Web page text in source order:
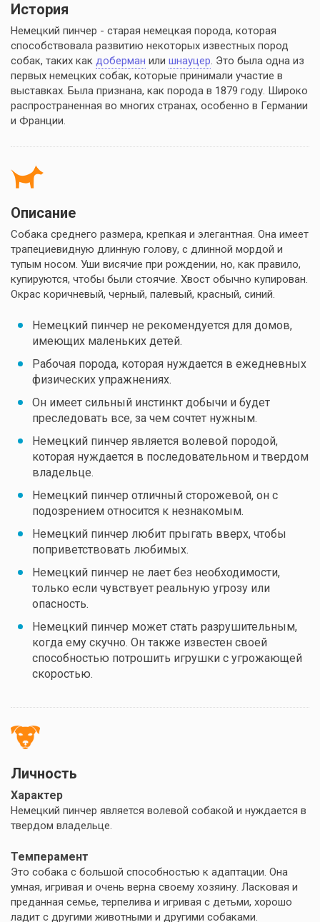
История
Немецкий пинчер - старая немецкая порода, которая
способствовала развитию некоторых известных пород
собак, таких как доберман или шнауцер. Это была одна из
первых немецких собак, которые принимали участие в
выставках. Была признана, как порода в 1879 году. Широко
распространенная во многих странах, особенно в Германии
и Франции.
Описание
Cобака среднего размера, крепкая и элегантная. Она имеет
трапециевидную длинную голову, с длинной мордой и
тупым носом. Уши висячие при рождении, но, как правило,
купируются, чтобы были стоячие. Хвост обычно купирован.
Окрас коричневый, черный, палевый, красный, синий.
Немецкий пинчер не рекомендуется для домов,
имеющих маленьких детей.
Рабочая порода, которая нуждается в ежедневных
физических упражнениях.
Он имеет сильный инстинкт добычи и будет
преследовать все, за чем сочтет нужным.
Немецкий пинчер является волевой породой,
которая нуждается в последовательном и твердом
владельце.
Немецкий пинчер отличный сторожевой, он с
подозрением относится к незнакомым.
Немецкий пинчер любит прыгать вверх, чтобы
поприветствовать любимых.
Немецкий пинчер не лает без необходимости,
только если чувствует реальную угрозу или
опасность.
Немецкий пинчер может стать разрушительным,
когда ему скучно. Он также известен своей
способностью потрошить игрушки с угрожающей
скоростью.
Личность
Характер
Немецкий пинчер является волевой собакой и нуждается в
твердом владельце.
Темперамент
Это собака с большой способностью к адаптации. Она
умная, игривая и очень верна своему хозяину. Ласковая и
преданная семье, терпелива и игривая с детьми, хорошо
ладит с другими животными и другими собаками.